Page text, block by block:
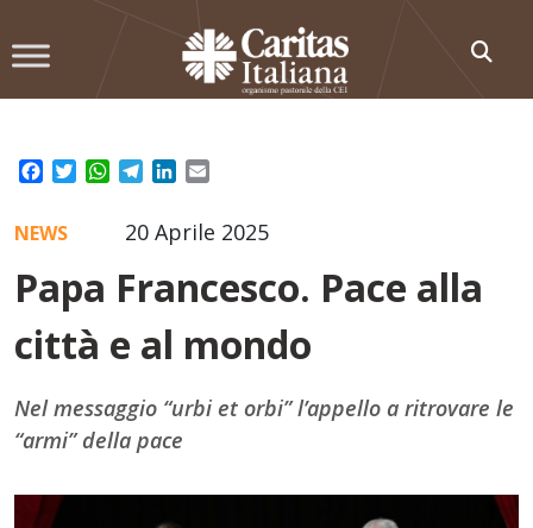
to
Facebook
TwitterWhatsApp
TelegramLinkedIn
20 Aprile 2025
NEWS
Papa Francesco. Pace alla
città e al mondo
Nel messaggio “urbi et orbi” l’appello a ritrovare le
“armi” della pace